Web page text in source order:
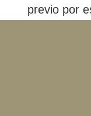
previo por